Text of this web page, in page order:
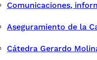
Comunicaciones,
Aseguramiento de la
Cátedra Gerardo